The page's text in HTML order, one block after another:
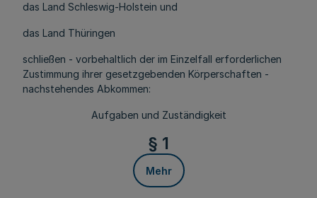
das Land Schleswig-Holstein und
das Land Thüringen
schließen - vorbehaltlich der im Einzelfall erforderlichen
Zustimmung ihrer gesetzgebenden Körperschaften -
nachstehendes Abkommen:
Aufgaben und Zuständigkeit
§ 1
Mehr